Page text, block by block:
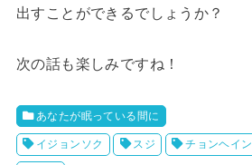
出すことができるでしょうか？
次の話も楽しみですね！
あなたが眠っている間に
イジョンソク スジ チョンヘイン